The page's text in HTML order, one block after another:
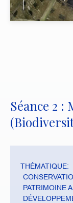
Séance 2 :
THÉMATIQUE:
PATRIMOINE